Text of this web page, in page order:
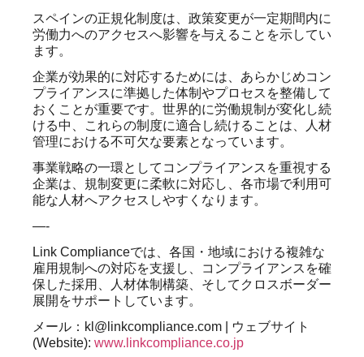
スペインの正規化制度は、政策変更が一定期間内に
労働力へのアクセスへ影響を与えることを示してい
ます。
企業が効果的に対応するためには、あらかじめコン
プライアンスに準拠した体制やプロセスを整備して
おくことが重要です。世界的に労働規制が変化し続
ける中、これらの制度に適合し続けることは、人材
管理における不可欠な要素となっています。
事業戦略の一環としてコンプライアンスを重視する
企業は、規制変更に柔軟に対応し、各市場で利用可
能な人材へアクセスしやすくなります。
—-
Link Complianceでは、各国・地域における複雑な
雇用規制への対応を支援し、コンプライアンスを確
保した採用、人材体制構築、そしてクロスボーダー
展開をサポートしています。
メール： kl@linkcompliance.com |
ウェブサイト
(Website): www.linkcompliance.co.jp